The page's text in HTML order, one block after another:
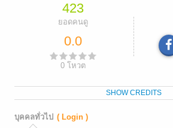
423
ยอดคนดู
0.0
0โหวต
SHOW CREDITS
บุคคลทั่วไป ( Login )